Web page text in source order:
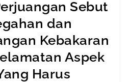
Sebut
dan
Kebakaran
Aspek
Harus